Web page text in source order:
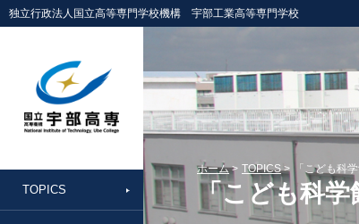
独立行政法人国立高等専門学校機構 宇部工業高等専門学校
TOPICS
ホーム TOPICS 「こども科
「こども科